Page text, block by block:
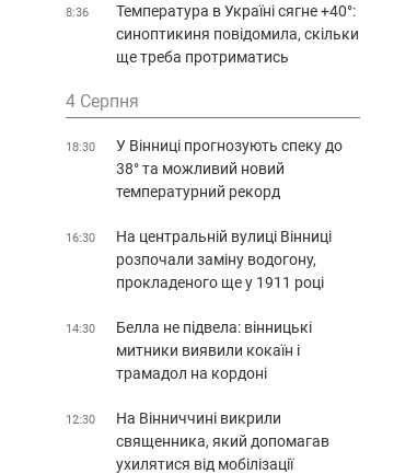
8:36
Температура в Україні сягне +40°:
синоптикиня повідомила, скільки
ще треба протриматись
4 Серпня
18:30
У Вінниці прогнозують спеку до
38° та можливий новий
температурний рекорд
16:30
На центральній вулиці Вінниці
розпочали заміну водогону,
прокладеного ще у 1911 році
14:30
Белла не підвела: вінницькі
митники виявили кокаїн і
трамадол на кордоні
12:30
На Вінниччині викрили
священника, який допомагав
ухилятися від мобілізації